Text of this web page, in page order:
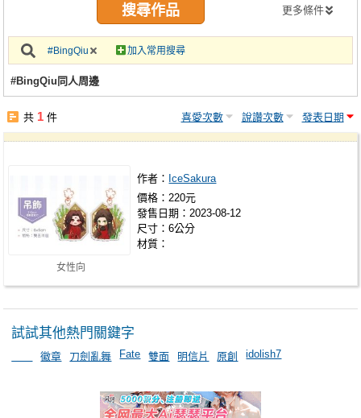
攤位轉讓區
會員功能選單
註冊會員
更多條件
#BingQiu 加入常用搜尋
#BingQiu同人周邊
共 1 件 喜愛次數 說讚次數 發表日期
女性向
作者： IceSakura
價格：220元
發售日期：2023-08-12
尺寸：6公分
材質：
試試其他熱門關鍵字
徽章 刀劍亂舞 Fate 雙面 明信片 原創 idolish7